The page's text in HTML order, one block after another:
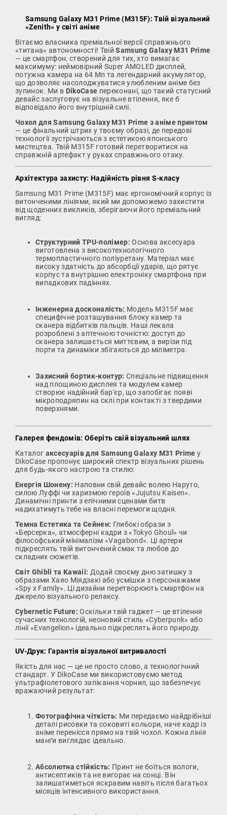
Samsung Galaxy M31 Prime (M315F): Твій візуальний
«Zenith» у світі аніме
Вітаємо власника преміальної версії справжнього
«титана» автономності! ТвійSamsung Galaxy M31 Prime
— це смартфон, створений для тих, хто вимагає
максимуму: неймовірний Super AMOLED дисплей,
потужна камера на 64 Мп та легендарний акумулятор,
що дозволяє насолоджуватися улюбленим аніме без
зупинок. Ми в DikoCase переконані, що такий статусний
девайс заслуговує на візуальне втілення, яке б
відповідало його внутрішній силі.
Чохол для Samsung Galaxy M31 Prime з аніме принтом
— це фінальний штрих у твоєму образі, де передові
технології зустрічаються з естетикою японського
мистецтва. Твій M315F готовий перетворитися на
справжній артефакт у руках справжнього отаку.
Архітектура захисту: Надійність рівня S-класу
Samsung M31 Prime (M315F) має ергономічний корпус із
витонченими лініями, який ми допоможемо захистити
від щоденних викликів, зберігаючи його преміальний
вигляд:
Структурний TPU-полімер: Основа аксесуара
виготовлена з високотехнологічного
термопластичного поліуретану. Матеріал має
високу здатність до абсорбції ударів, що рятує
корпус та внутрішню електроніку смартфона при
випадкових падіннях.
Інженерна досконалість: Модель M315F має
специфічне розташування блоку камер та
сканера відбитків пальців. Наші лекала
розроблені з аптечною точністю: доступ до
сканера залишається миттєвим, а вирізи під
порти та динаміки збігаються до міліметра.
Захисний бортик-контур: Спеціальне підвищення
над площиною дисплея та модулем камер
створює надійний бар'єр, що запобігає появі
мікроподряпин на склі при контакті з твердими
поверхнями.
Галерея фендомів: Оберіть свій візуальний шлях
Каталог аксесуарів для Samsung Galaxy M31 Prime у
DikoCase пропонує широкий спектр візуальних рішень
для будь-якого настрою та стилю:
Енергія Шонену: Наповни свій девайс волею Наруто,
силою Луффі чи харизмою героїв «Jujutsu Kaisen».
Динамічні принти з епічними сценами битв
надихатимуть тебе на власні перемоги щодня.
Темна Естетика та Сейнен: Глибокі образи з
«Берсерка», атмосферні кадри з «Tokyo Ghoul» чи
філософський мінімалізм «Vagabond». Ці артери
підкреслять твій витончений смак та любов до
складних сюжетів.
Світ Ghibli та Kawaii: Додай своєму дню затишку з
образами Хаяо Міядзакі або усмішки з персонажами
«Spy x Family». Ці дизайни перетворюють смартфон на
джерело візуального релаксу.
Cybernetic Future: Оскільки твій гаджет — це втілення
сучасних технологій, неоновий стиль «Cyberpunk» або
лінії «Evangelion» ідеально підкреслять його природу.
UV-Друк: Гарантія візуальної витривалості
Якість для нас — це не просто слово, а технологічний
стандарт. У DikoCase ми використовуємо метод
ультрафіолетового запікання чорнил, що забезпечує
вражаючий результат:
Фотографічна чіткість: Ми передаємо найдрібніші
деталі рисовки та соковиті кольори, наче кадр із
аніме перенісся прямо на твій чохол. Кожна лінія
манґи виглядає ідеально.
Абсолютна стійкість: Принт не боїться вологи,
антисептиків та не вигорає на сонці. Він
залишатиметься яскравим навіть після багатьох
місяців інтенсивного використання.